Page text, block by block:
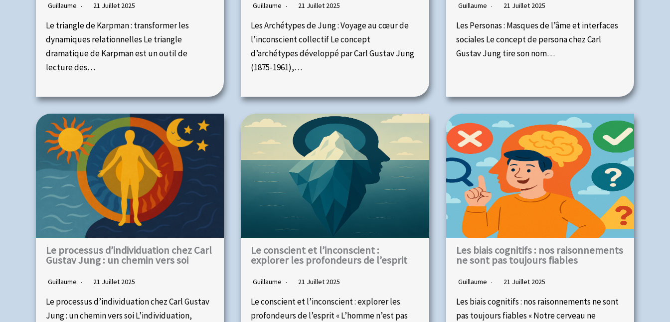
Guillaume 21 Juillet 2025
Le triangle de Karpman : transformer les
dynamiques relationnelles Le triangle
dramatique de Karpman est un outil de
lecture des…
Guillaume 21 Juillet 2025
Les Archétypes de Jung : Voyage au cœur de
l’inconscient collectif Le concept
d’archétypes développé par Carl Gustav Jung
(1875-1961),…
Guillaume 21 Juillet 2025
Les Personas : Masques de l’âme et interfaces
sociales Le concept de persona chez Carl
Gustav Jung tire son nom…
Le processus d’individuation chez Carl
Gustav Jung : un chemin vers soi
Guillaume 21 Juillet 2025
Le processus d’individuation chez Carl Gustav
Jung : un chemin vers soi L’individuation,
Le conscient et l’inconscient :
explorer les profondeurs de l’esprit
Guillaume 21 Juillet 2025
Le conscient et l’inconscient : explorer les
profondeurs de l’esprit « L’homme n’est pas
Les biais cognitifs : nos raisonnements
ne sont pas toujours fiables
Guillaume 21 Juillet 2025
Les biais cognitifs : nos raisonnements ne sont
pas toujours fiables « Notre cerveau ne